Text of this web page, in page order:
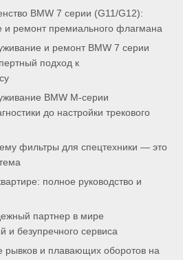
BMW 7 серии (G11/G12):
и ремонт премиального флагмана
и ремонт BMW 7 серии
подход к
BMW M-серии
до настройки трекового
фильтры для спецтехники — это
полное руководство и
партнер в мире
и безупречного сервиса
рывков и плавающих оборотов на